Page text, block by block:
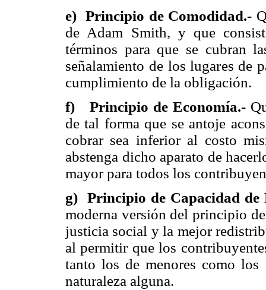
e) Principio de Comodidad.-
de Adam Smith, y que
términos para que se cubran
señalamiento de los lugares de
cumplimiento de la obligación.
f) Principio de Economía.-
de tal forma que se antoje
cobrar sea inferior al costo
abstenga dicho aparato de
mayor para todos los
g) Principio de Capacidad de
moderna versión del principio
justicia social y la mejor
al permitir que los
tanto los de menores como
naturaleza alguna.